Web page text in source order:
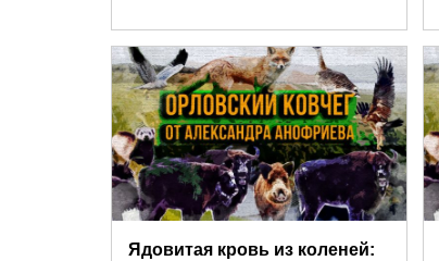
Ядовитая кровь из коленей: